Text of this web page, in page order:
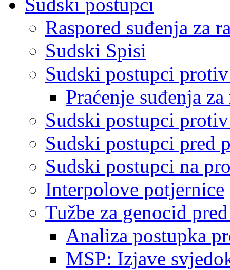
Raspored suđenja za
Sudski Spisi
Sudski postupci
Praćenje suđenja
Sudski postupci
Sudski postupci pred
Sudski postupci na
Interpolove potjernice
Tužbe za genocid
Analiza postupka
MSP: Izjave